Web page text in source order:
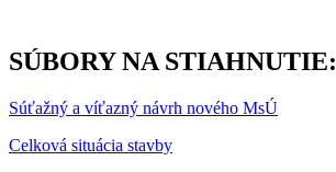
SÚBORY NA STIAHNUTIE:
Súťažný a víťazný návrh nového MsÚ
Celková situácia stavby